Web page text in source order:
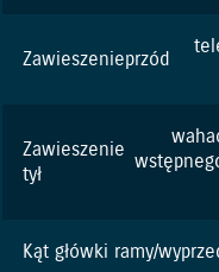
Zawieszenieprzód
Zawieszenie
tył
Kąt główki ramy/